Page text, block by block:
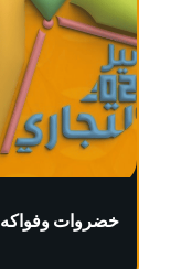
خضروات وفواكه